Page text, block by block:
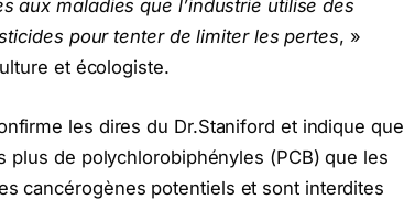
aux maladies que l’industrie utilise des
pour tenter de limiter les pertes, »
et écologiste.
les dires du Dr.Staniford et indique que
plus de polychlorobiphényles (PCB) que les
cancérogènes potentiels et sont interdites